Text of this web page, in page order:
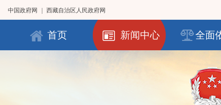
中国政府网 西藏自治区人民政府网
首页 新闻中心 全面